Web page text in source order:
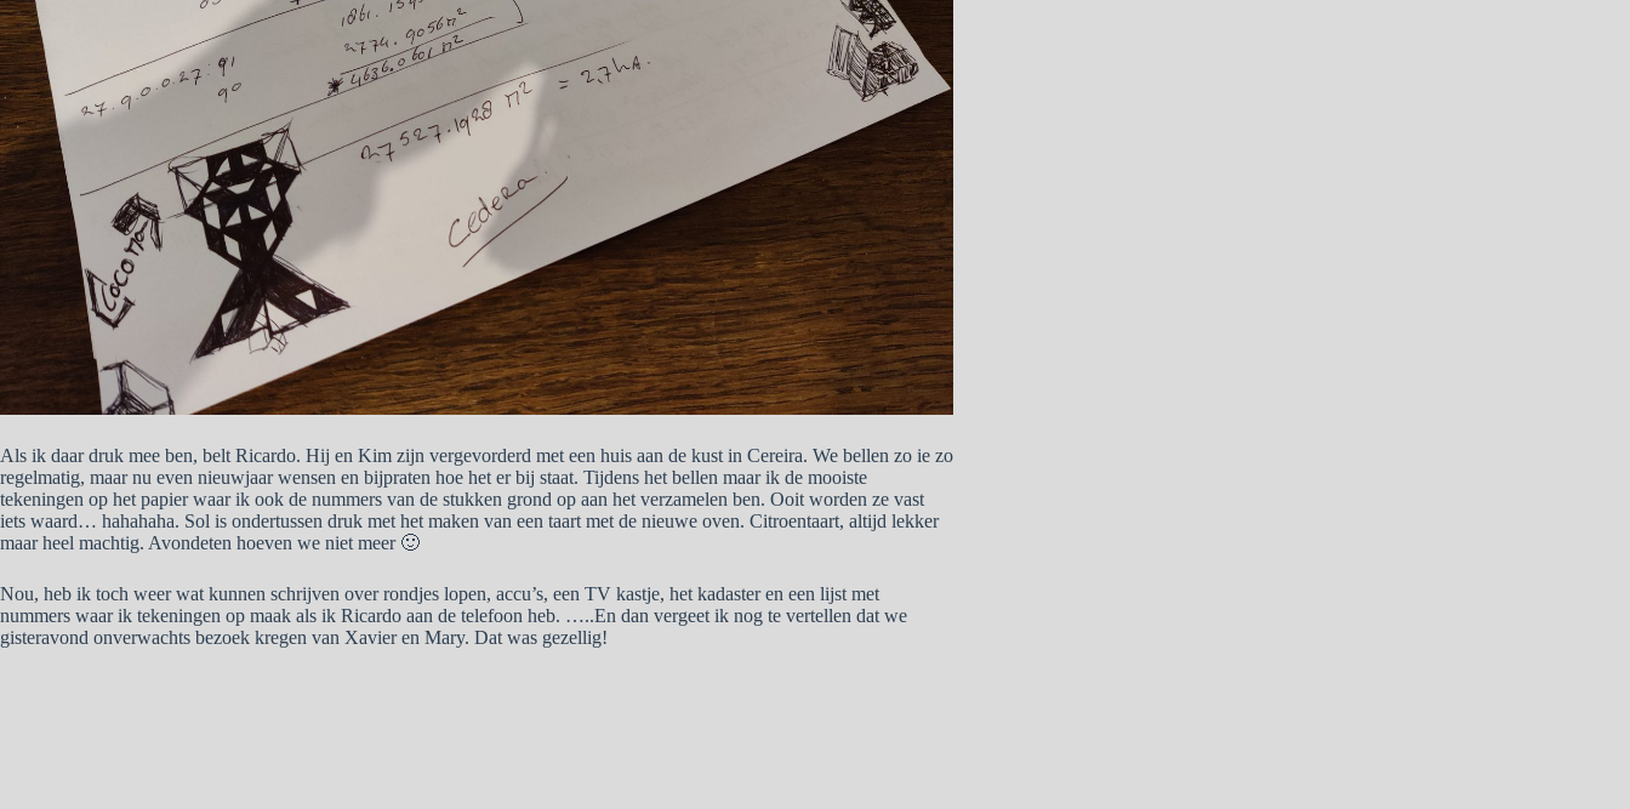
Als ik daar druk mee ben, belt Ricardo. Hij en Kim zijn vergevorderd met een huis aan de kust in Cereira. We bellen zo ie zo
regelmatig, maar nu even nieuwjaar wensen en bijpraten hoe het er bij staat. Tijdens het bellen maar ik de mooiste
tekeningen op het papier waar ik ook de nummers van de stukken grond op aan het verzamelen ben. Ooit worden ze vast
iets waard… hahahaha. Sol is ondertussen druk met het maken van een taart met de nieuwe oven. Citroentaart, altijd lekker
maar heel machtig. Avondeten hoeven we niet meer 🙂
Nou, heb ik toch weer wat kunnen schrijven over rondjes lopen, accu’s, een TV kastje, het kadaster en een lijst met
nummers waar ik tekeningen op maak als ik Ricardo aan de telefoon heb. …..En dan vergeet ik nog te vertellen dat we
gisteravond onverwachts bezoek kregen van Xavier en Mary. Dat was gezellig!